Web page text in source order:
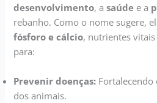
desenvolvimento, asaúde e a
rebanho. Como o nome sugere,
fósforo e cálcio, nutrientes
para:
Prevenir doenças:
dos animais.